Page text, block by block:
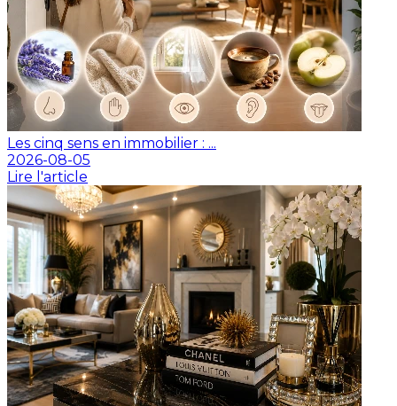
Les cinq sens en immobilier : ...
2026-08-05
Lire l'article